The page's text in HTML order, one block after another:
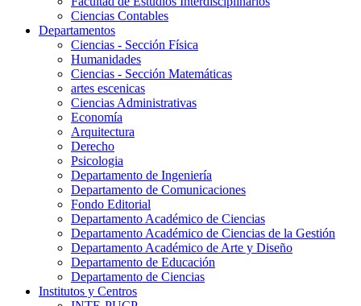
Ciencias Contables
Departamentos
Ciencias - Sección Física
Humanidades
Ciencias - Sección Matemáticas
artes escenicas
Ciencias Administrativas
Economía
Arquitectura
Derecho
Psicologia
Departamento de Ingeniería
Departamento de Comunicaciones
Fondo Editorial
Departamento Académico de Ciencias
Departamento Académico de Ciencias de la Gestión
Departamento Académico de Arte y Diseño
Departamento de Educación
Departamento de Ciencias
Institutos y Centros